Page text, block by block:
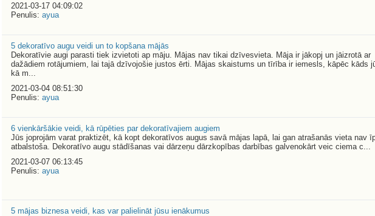
2021-03-17 04:09:02
Penulis: ayua
5 dekoratīvo augu veidi un to kopšana mājās
Dekoratīvie augi parasti tiek izvietoti ap māju. Mājas nav tikai dzīvesvieta. Māja ir jākopj un jāizrotā ar
dažādiem rotājumiem, lai tajā dzīvojošie justos ērti. Mājas skaistums un tīrība ir iemesls, kāpēc kāds
kā m...
2021-03-04 08:51:30
Penulis: ayua
6 vienkāršākie veidi, kā rūpēties par dekoratīvajiem augiem
Jūs joprojām varat praktizēt, kā kopt dekoratīvos augus savā mājas lapā, lai gan atrašanās vieta nav
atbalstoša. Dekoratīvo augu stādīšanas vai dārzeņu dārzkopības darbības galvenokārt veic ciema c...
2021-03-07 06:13:45
Penulis: ayua
5 mājas biznesa veidi, kas var palielināt jūsu ienākumus